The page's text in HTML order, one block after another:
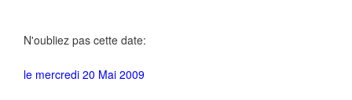
N'oubliez pas cette date:
le mercredi 20 Mai 2009